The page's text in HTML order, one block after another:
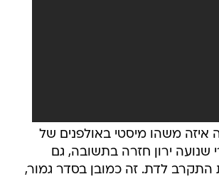
איזה משהו מיסטי באולפנים של
שנועה ירון חזרה בתשובה, גם
התקרב לדת. זה כמובן בסדר גמור,